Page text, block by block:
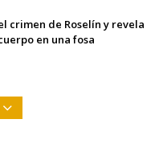
crimen de Roselín y revela
en una fosa